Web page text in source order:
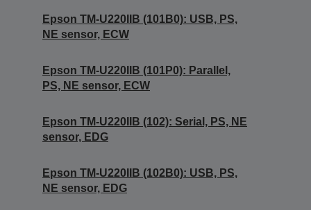
Epson TM-U220IIB (101B0): USB, PS,
NE sensor, ECW
Epson TM-U220IIB (101P0): Parallel,
PS, NE sensor, ECW
Epson TM-U220IIB (102): Serial, PS, NE
sensor, EDG
Epson TM-U220IIB (102B0): USB, PS,
NE sensor, EDG